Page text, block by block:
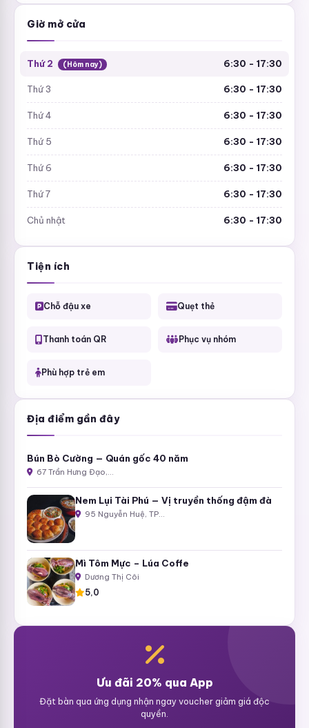
Giờ mở cửa
Thứ 2 (Hôm nay) 6:30 - 17:30
Thứ 3 6:30 - 17:30
Thứ 4 6:30 - 17:30
Thứ 5 6:30 - 17:30
Thứ 6 6:30 - 17:30
Thứ 7 6:30 - 17:30
Chủ nhật 6:30 - 17:30
Tiện ích
Chỗ đậu xe Quẹt thẻ
Thanh toán QR Phục vụ nhóm
Phù hợp trẻ em
Địa điểm gần đây
Bún Bò Cường — Quán gốc 40 năm
67 Trần Hưng Đạo,…
Nem Lụi Tài Phú — Vị truyền thống đậm đà
95 Nguyễn Huệ, TP…
Mì Tôm Mực – Lúa Coffe
Dương Thị Côi
5,0
Ưu đãi 20% qua App
Đặt bàn qua ứng dụng nhận ngay voucher giảm giá độc
quyền.